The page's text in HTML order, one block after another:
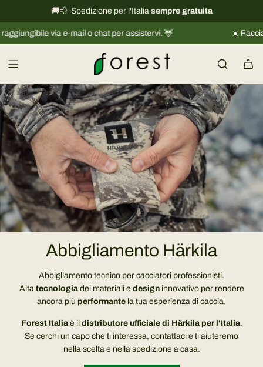
a
o
n
e
u
t
o
🚚💨 Spedizione per l'Italia sempre gratuita
International shipping information→
via e-mail o chat per assistervi. 🦌 ☀️ Facciamo
Abbigliamento Härkila
Abbigliamento tecnico per cacciatori professionisti.
Alta tecnologiadei materiali e designinnovativo per rendere
ancora più performante la tua esperienza di caccia.
Forest Italia è il distributore ufficiale di Härkila per l'Italia.
Se cerchi un capo che ti interessa, contattaci e ti aiuteremo
nella scelta e nella spedizione a casa.